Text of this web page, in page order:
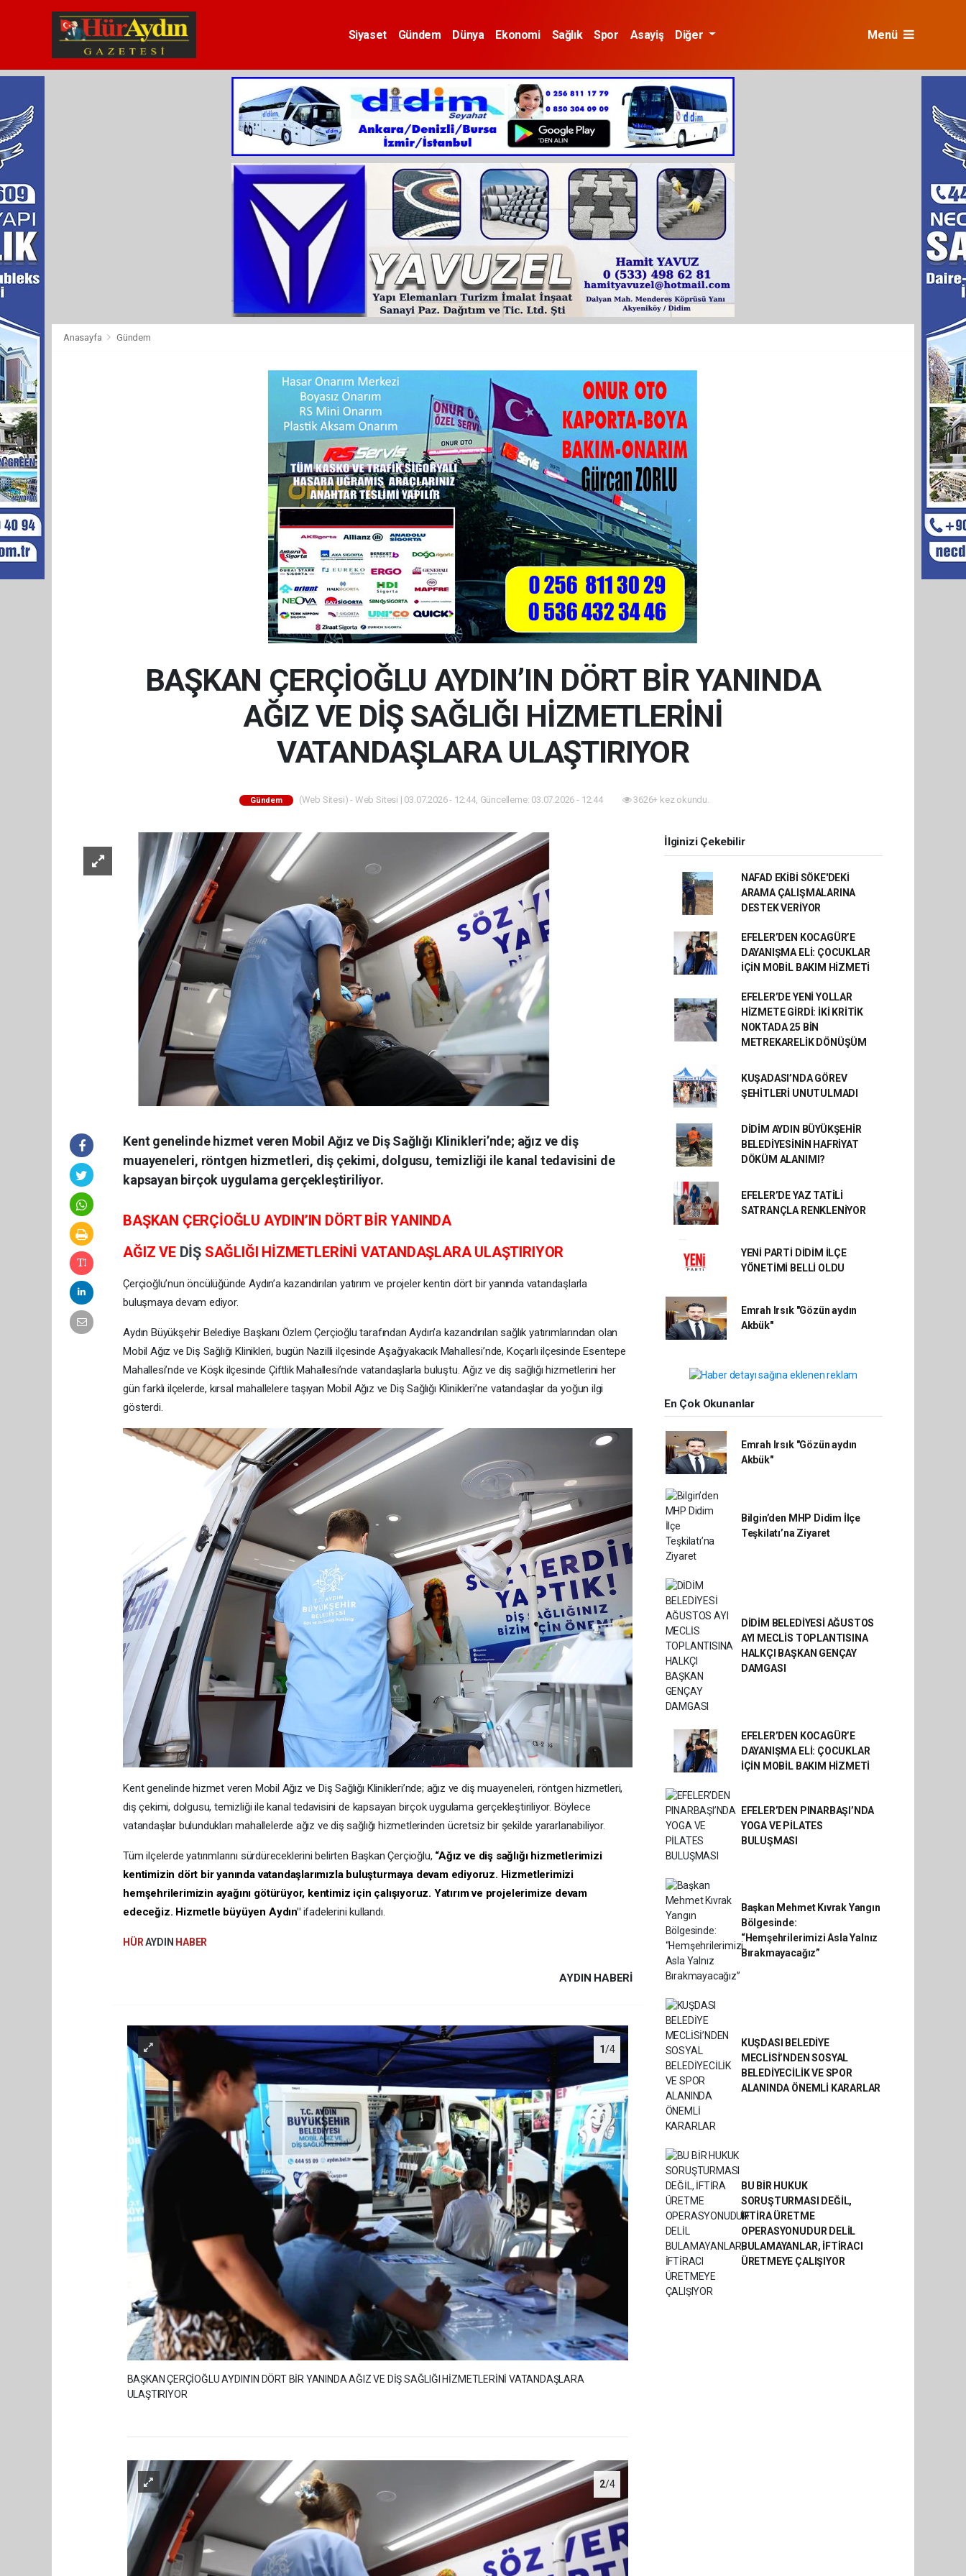
Siyaset Gündem Dünya Ekonomi Sağlık Spor Asayiş Diğer Menü
Anasayfa Gündem
BAŞKAN ÇERÇİOĞLU AYDIN’IN DÖRT BİR YANINDA
AĞIZ VE DİŞ SAĞLIĞI HİZMETLERİNİ
VATANDAŞLARA ULAŞTIRIYOR
Gündem (Web Sitesi) - Web Sitesi | 03.07.2026 - 12:44, Güncelleme: 03.07.2026 - 12:44 3626+ kez okundu.
Kent genelinde hizmet veren Mobil Ağız ve Diş Sağlığı Klinikleri’nde; ağız ve diş
muayeneleri, röntgen hizmetleri, diş çekimi, dolgusu, temizliği ile kanal tedavisini de
kapsayan birçok uygulama gerçekleştiriliyor.
BAŞKAN ÇERÇİOĞLU AYDIN’IN DÖRT BİR YANINDA
AĞIZ VE DİŞ SAĞLIĞI HİZMETLERİNİ VATANDAŞLARA ULAŞTIRIYOR
Çerçioğlu’nun öncülüğünde Aydın’a kazandırılan yatırım ve projeler kentin dört bir yanında vatandaşlarla
buluşmaya devam ediyor.
Aydın Büyükşehir Belediye Başkanı Özlem Çerçioğlu tarafından Aydın’a kazandırılan sağlık yatırımlarından olan
Mobil Ağız ve Diş Sağlığı Klinikleri, bugün Nazilli ilçesinde Aşağıyakacık Mahallesi’nde, Koçarlı ilçesinde Esentepe
Mahallesi’nde ve Köşk ilçesinde Çiftlik Mahallesi’nde vatandaşlarla buluştu. Ağız ve diş sağlığı hizmetlerini her
gün farklı ilçelerde, kırsal mahallelere taşıyan Mobil Ağız ve Diş Sağlığı Klinikleri’ne vatandaşlar da yoğun ilgi
gösterdi.
Kent genelinde hizmet veren Mobil Ağız ve Diş Sağlığı Klinikleri’nde; ağız ve diş muayeneleri, röntgen hizmetleri,
diş çekimi, dolgusu, temizliği ile kanal tedavisini de kapsayan birçok uygulama gerçekleştiriliyor. Böylece
vatandaşlar bulundukları mahallelerde ağız ve diş sağlığı hizmetlerinden ücretsiz bir şekilde yararlanabiliyor.
Tüm ilçelerde yatırımlarını sürdüreceklerini belirten Başkan Çerçioğlu, “Ağız ve diş sağlığı hizmetlerimizi
kentimizin dört bir yanında vatandaşlarımızla buluşturmaya devam ediyoruz. Hizmetlerimizi
hemşehrilerimizin ayağını götürüyor, kentimiz için çalışıyoruz. Yatırım ve projelerimize devam
edeceğiz. Hizmetle büyüyen Aydın"ifadelerini kullandı.
HÜRAYDIN HABER
AYDIN HABERİ
1/4
BAŞKAN ÇERÇİOĞLU AYDIN’IN DÖRT BİR YANINDA AĞIZ VE DİŞ SAĞLIĞI HİZMETLERİNİ VATANDAŞLARA
ULAŞTIRIYOR
2/4
İlginizi Çekebilir
NAFAD EKİBİ SÖKE'DEKİ
ARAMA ÇALIŞMALARINA
DESTEK VERİYOR
EFELER’DEN KOCAGÜR’E
DAYANIŞMA ELİ: ÇOCUKLAR
İÇİN MOBİL BAKIM HİZMETİ
EFELER’DE YENİ YOLLAR
HİZMETE GİRDİ: İKİ KRİTİK
NOKTADA 25 BİN
METREKARELİK DÖNÜŞÜM
KUŞADASI’NDA GÖREV
ŞEHİTLERİ UNUTULMADI
DİDİM AYDIN BÜYÜKŞEHİR
BELEDİYESİNİN HAFRİYAT
DÖKÜM ALANIMI?
EFELER’DE YAZ TATİLİ
SATRANÇLA RENKLENİYOR
YENİ PARTİ DİDİM İLÇE
YÖNETİMİ BELLİ OLDU
Emrah Irsık "Gözün aydın
Akbük"
En Çok Okunanlar
Emrah Irsık "Gözün aydın
Akbük"
Bilgin’den MHP Didim İlçe
Teşkilatı’na Ziyaret
DİDİM BELEDİYESİ AĞUSTOS
AYI MECLİS TOPLANTISINA
HALKÇI BAŞKAN GENÇAY
DAMGASI
EFELER’DEN KOCAGÜR’E
DAYANIŞMA ELİ: ÇOCUKLAR
İÇİN MOBİL BAKIM HİZMETİ
EFELER’DEN PINARBAŞI’NDA
YOGA VE PİLATES
BULUŞMASI
Başkan Mehmet Kıvrak Yangın
Bölgesinde:
“Hemşehrilerimizi Asla Yalnız
Bırakmayacağız”
KUŞDASI BELEDİYE
MECLİSİ’NDEN SOSYAL
BELEDİYECİLİK VE SPOR
ALANINDA ÖNEMLİ KARARLAR
BU BİR HUKUK
SORUŞTURMASI DEĞİL,
İFTİRA ÜRETME
OPERASYONUDUR DELİL
BULAMAYANLAR, İFTİRACI
ÜRETMEYE ÇALIŞIYOR